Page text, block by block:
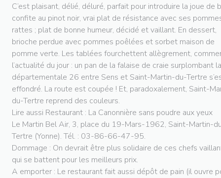
C’est plaisant, délié, déluré, parfait pour introduire la joue de
confite au pinot noir, vrai plat de résistance avec ses
rattes ; plat de bonne humeur, décidé et vaillant. En dessert,
brioche perdue avec pommes poêlées et sorbet maison de
pomme verte. Les tablées fourchettent allègrement,
l’actualité du jour : un pan de la falaise de craie surplombant la
départementale 26 entre Sens et Saint-Martin-du-Tertre
effondré. La route est coupée ! Et, paradoxalement, Saint-
du-Tertre reprend des couleurs.
Lire aussi Restaurant : La Canonnière sans poudre aux yeux
Le Martin Bel Air, 3, place du 19-Mars-1962, Saint-Martin-
Tertre (Yonne). Tél. : 03-86-66-47-95.
Dommage : On devrait être plus solidaire de ces chefs
qui se battent pour les meilleurs prix.
A emporter : Le restaurant fait aussi dépôt de pain (il ouvre